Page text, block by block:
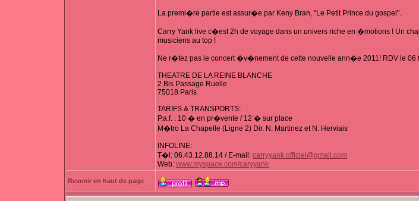
La premi�re partie est assur�e par Keny Bran, "Le Petit Prince du gospel".
Carry Yank live c�est 2h de voyage dans un univers riche en �motions ! Un
musiciens au top !
Ne r�tez pas le concert �v�nement de cette nouvelle ann�e 2011! RDV le
THEATRE DE LA REINE BLANCHE
2 Bis Passage Ruelle
75018 Paris
TARIFS & TRANSPORTS:
P.a.f. : 10 � en pr�vente / 12 � sur place
M�tro La Chapelle (Ligne 2) Dir. N. Martinez et N. Herviais
INFOLINE:
T�l: 06.43.12.88.14 / E-mail: carryyank.officiel@gmail.com
Web: www.myspace.com/caryyank
Revenir en haut de page